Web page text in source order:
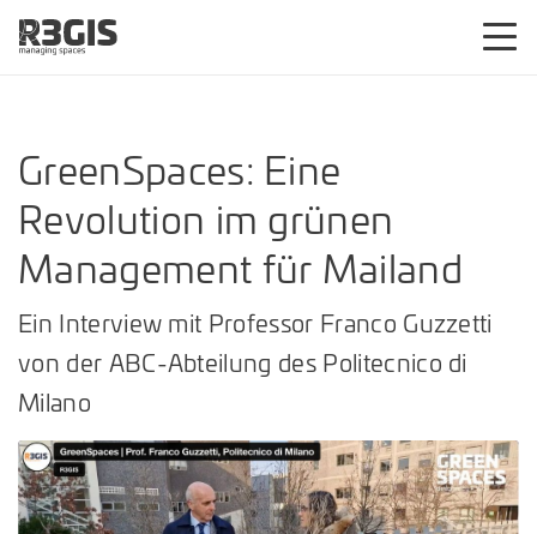
GreenSpaces: Eine
Revolution im grünen
Management für Mailand
Ein Interview mit Professor Franco Guzzetti
von der ABC-Abteilung des Politecnico di
Milano